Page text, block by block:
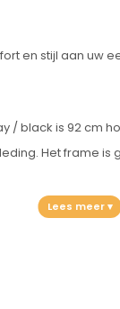
en stijl aan uw
/ black is 92 cm
Het frame